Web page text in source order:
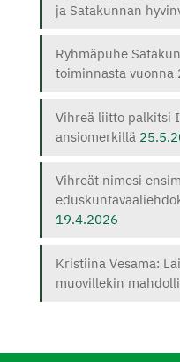
ja Satakunnan
Ryhmäpuhe
toiminnasta vuonna
Vihreä liitto palkitsi
ansiomerkillä
Vihreät nimesi
19.4.2026
Kristiina Vesama:
muovillekin